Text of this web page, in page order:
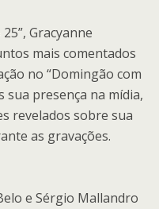
Gracyanne
mais comentados
no “Domingão com
sua presença na mídia,
revelados sobre sua
as gravações.
e Sérgio Mallandro